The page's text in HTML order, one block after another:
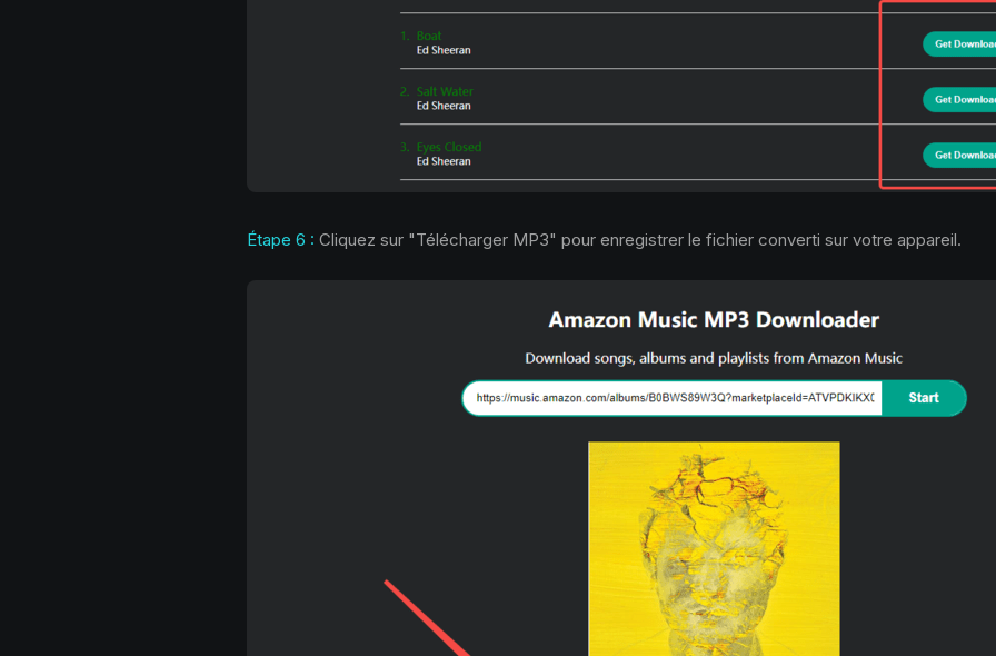
Étape 6 : Cliquez sur "Télécharger MP3" pour enregistrer le fichier converti sur votre appareil.